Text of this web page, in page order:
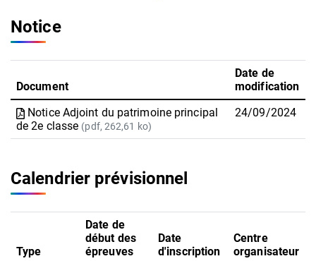
Notice
Document
Date de
modification
Notice Adjoint du patrimoine principal
de 2e classe (pdf, 262,61 ko)
24/09/2024
Calendrier prévisionnel
Type
Date de
début des
épreuves
Date
d'inscription
Centre
organisateur